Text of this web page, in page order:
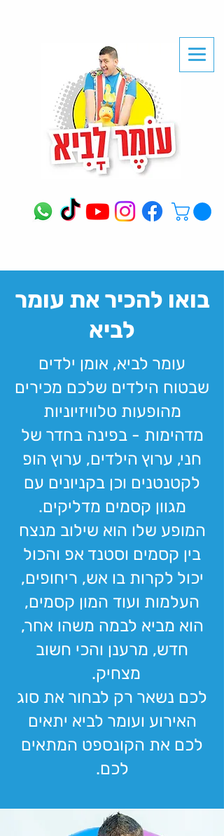
בואו להכיר את עומר
לביא
עומר לביא, אומן ילדים
שבטוח הילדים שלכם מכירים
מהופעות טלוויזיוניות
מדהימות - בפינה בחדר של
חני, ערוץ הילדים, ערוץ הופ
לקטנטנים וכן בקניונים עם
מגוון קסמים מדליקים.
המופע שלו הוא שילוב מנצח
בין קסמים וסטנד אפ והכול
יכול לקרות בו אש, ריחופים,
העלמות ועוד המון קסמים,
הוא מביא לבמה משהו אחר,
חדש, מרענן והכי חשוב
מצחיק.
לכם נשאר רק לבחור את סוג
האירוע ועומר לביא יתאים
לכם את הקונספט המתאים
לכם.